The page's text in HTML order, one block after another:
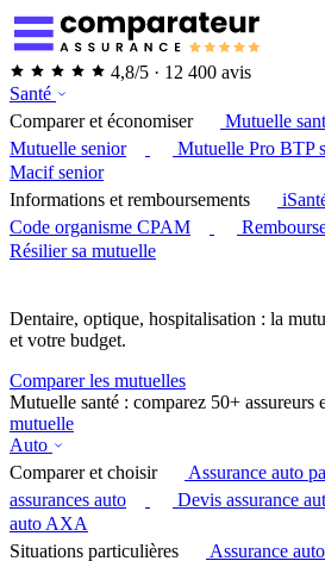
4,8/5 · 12 400 avis
Santé
Comparer et économiser
Mutuelle
Mutuelle senior
Mutuelle Pro BTP
Macif senior
Informations et remboursements
Code organisme CPAM
Résilier sa mutuelle
Dentaire, optique, hospitalisation : la
et votre budget.
Comparer les mutuelles
Mutuelle santé : comparez 50+ assureurs
mutuelle
Auto
Comparer et choisir
Assurance auto
assurances auto
Devis assurance
auto AXA
Situations particulières
Assurance